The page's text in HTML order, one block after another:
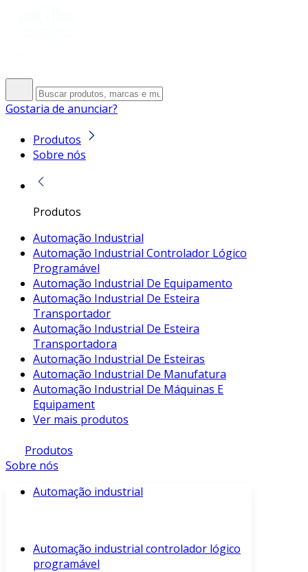
Gostaria de anunciar?
Produtos
Sobre nós
Produtos
Automação Industrial
Automação Industrial Controlador Lógico
Programável
Automação Industrial De Equipamento
Automação Industrial De Esteira
Transportador
Automação Industrial De Esteira
Transportadora
Automação Industrial De Esteiras
Automação Industrial De Manufatura
Automação Industrial De Máquinas E
Equipament
Ver mais produtos
Produtos
Sobre nós
Automação industrial
Automação industrial controlador lógico
programável